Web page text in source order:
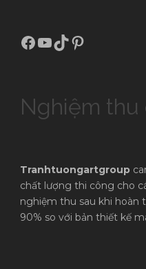
Facebook
Youtube
TikTok
Pinterest
Nghiệm thu
Tranhtuongartgroup
chất lượng thi công cho
nghiệm thu sau khi hoàn
90% so với bản thiết kế